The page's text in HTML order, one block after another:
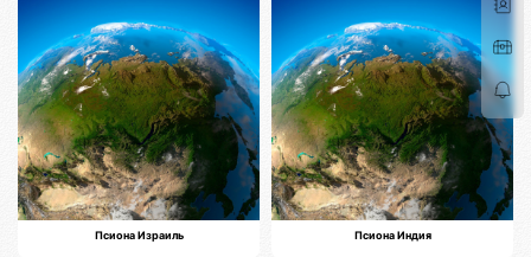
Псиона Израиль Псиона Индия